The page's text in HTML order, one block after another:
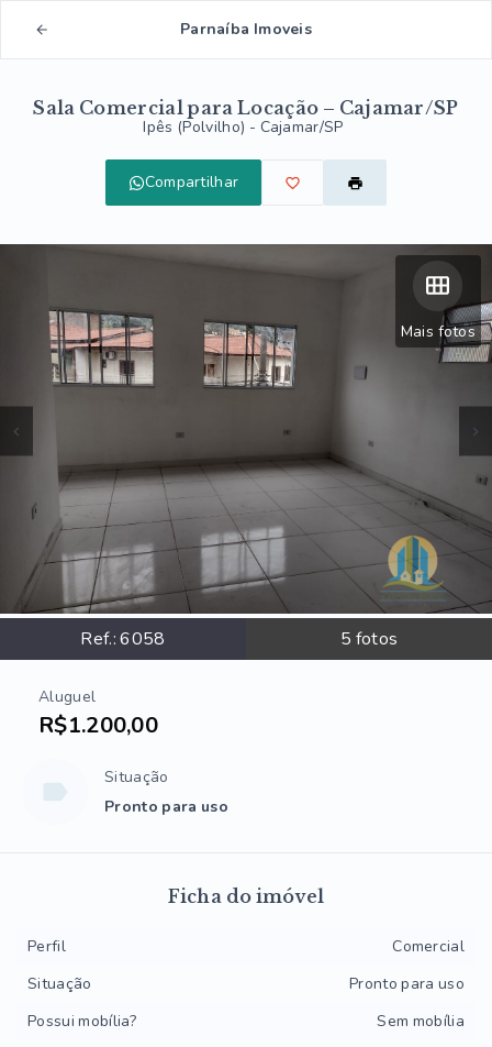
Parnaíba Imoveis
Sala Comercial para Locação – Cajamar/SP
Ipês (Polvilho) - Cajamar/SP
Compartilhar
Mais fotos
Ref.:6058 5 fotos
Aluguel
R$1.200,00
Situação
Pronto para uso
Ficha do imóvel
Perfil
Comercial
Situação
Pronto para uso
Possui mobília?
Sem mobília